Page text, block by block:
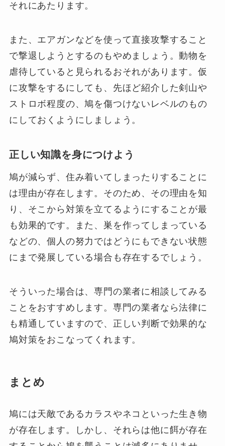
それにあたります。
また、エアガンなどを使って直接攻撃すること
で撃退しようとするのもやめましょう。動物を
虐待していると見られるおそれがあります。仮
に攻撃をするにしても、先ほど紹介した剣山や
ストロボ程度の、鳩を傷つけないレベルのもの
にしておくようにしましょう。
正しい知識を身につけよう
鳩が減らず、住み着いてしまったりすることに
は理由が存在します。そのため、その理由を知
り、そこから対策を立てるようにすることが最
も効果的です。また、巣を作ってしまっている
などの、個人の努力ではどうにもできない状態
にまで発展している場合も存在するでしょう。
そういった場合は、専門の業者に相談してみる
ことをおすすめします。専門の業者なら法律に
も精通していますので、正しい判断で効果的な
鳩対策をおこなってくれます。
まとめ
鳩には天敵であるカラスやネコといった生き物
が存在します。しかし、それらは他に餌が存在